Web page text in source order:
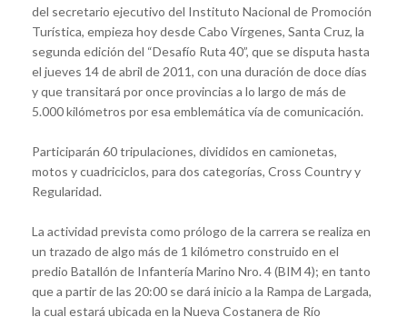
del secretario ejecutivo del Instituto Nacional de Promoción
Turística, empieza hoy desde Cabo Vírgenes, Santa Cruz, la
segunda edición del “Desafío Ruta 40”, que se disputa hasta
el jueves 14 de abril de 2011, con una duración de doce días
y que transitará por once provincias a lo largo de más de
5.000 kilómetros por esa emblemática vía de comunicación.
Participarán 60 tripulaciones, divididos en camionetas,
motos y cuadriciclos, para dos categorías, Cross Country y
Regularidad.
La actividad prevista como prólogo de la carrera se realiza en
un trazado de algo más de 1 kilómetro construido en el
predio Batallón de Infantería Marino Nro. 4 (BIM 4); en tanto
que a partir de las 20:00 se dará inicio a la Rampa de Largada,
la cual estará ubicada en la Nueva Costanera de Río